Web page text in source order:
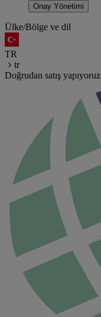
Onay Yönetimi
Ülke/Bölge ve dil
TR
tr
Doğrudan satış yapıyoruz